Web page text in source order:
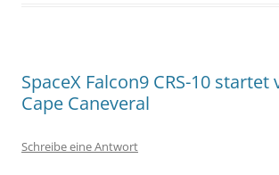
SpaceX Falcon9 CRS-10 startet
Cape Caneveral
Schreibe eine Antwort